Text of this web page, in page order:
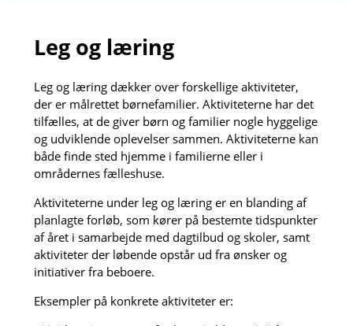
Leg og læring
Leg og læring dækker over forskellige aktiviteter,
der er målrettet børnefamilier. Aktiviteterne har det
tilfælles, at de giver børn og familier nogle hyggelige
og udviklende oplevelser sammen. Aktiviteterne kan
både finde sted hjemme i familierne eller i
områdernes fælleshuse.
Aktiviteterne under leg og læring er en blanding af
planlagte forløb, som kører på bestemte tidspunkter
af året i samarbejde med dagtilbud og skoler, samt
aktiviteter der løbende opstår ud fra ønsker og
initiativer fra beboere.
Eksempler på konkrete aktiviteter er: